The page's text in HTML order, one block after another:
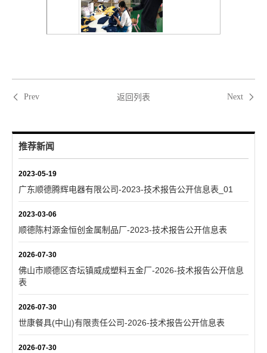
Prev 返回列表 Next
推荐新闻
2023-05-19
广东顺德腾辉电器有限公司-2023-技术报告公开信息表_01
2023-03-06
顺德陈村源金恒创金属制品厂-2023-技术报告公开信息表
2026-07-30
佛山市顺德区杏坛镇威成塑料五金厂-2026-技术报告公开信息
表
2026-07-30
世康餐具(中山)有限责任公司-2026-技术报告公开信息表
2026-07-30